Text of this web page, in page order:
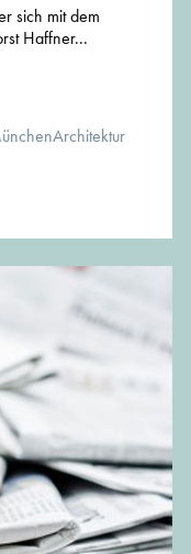
sich mit dem
Haffner...